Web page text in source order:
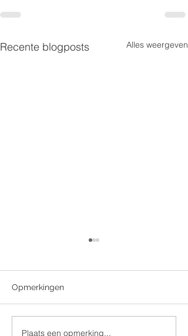
Recente blogposts Alles weergeven
Opmerkingen
Plaats een opmerking...